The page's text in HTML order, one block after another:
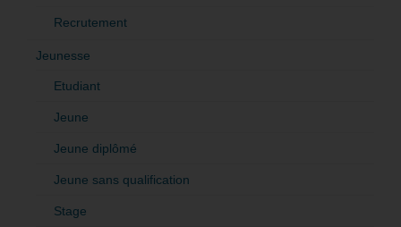
Recrutement
Jeunesse
Etudiant
Jeune
Jeune diplômé
Jeune sans qualification
Stage